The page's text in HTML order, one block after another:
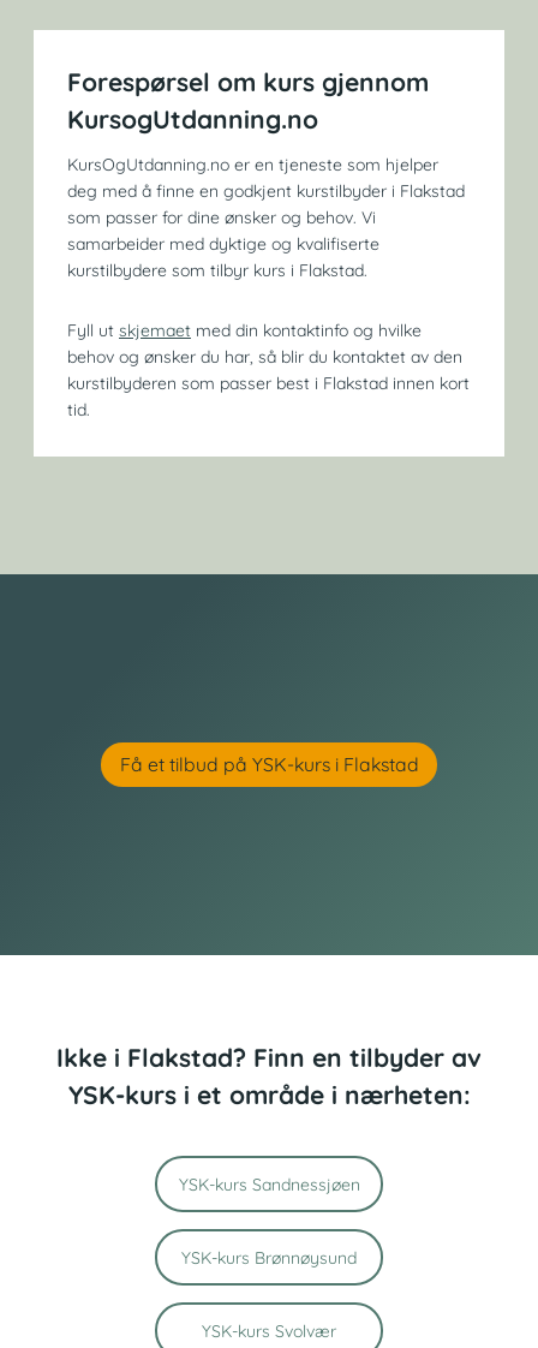
Forespørsel om kurs gjennom
KursogUtdanning.no
KursOgUtdanning.no er en tjeneste som hjelper
deg med å finne en godkjent kurstilbyder i Flakstad
som passer for dine ønsker og behov. Vi
samarbeider med dyktige og kvalifiserte
kurstilbydere som tilbyr kurs i Flakstad.
Fyll ut skjemaet med din kontaktinfo og hvilke
behov og ønsker du har, så blir du kontaktet av den
kurstilbyderen som passer best i Flakstad innen kort
tid.
Få et tilbud på YSK-kurs i Flakstad
Ikke i Flakstad? Finn en tilbyder av
YSK-kurs i et område i nærheten:
YSK-kurs Sandnessjøen
YSK-kurs Brønnøysund
YSK-kurs Svolvær